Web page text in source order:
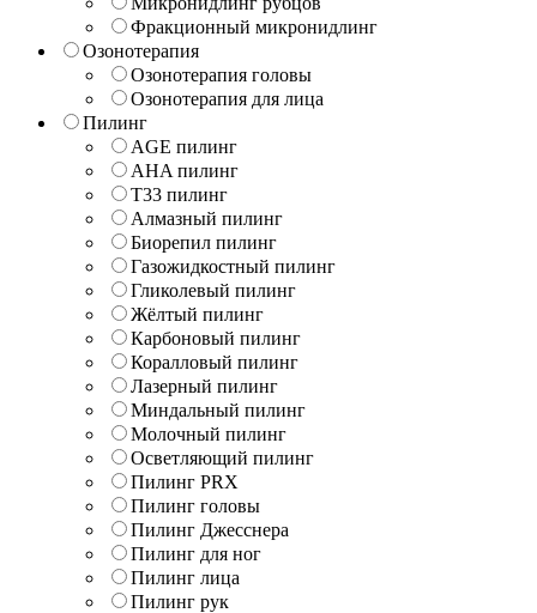
Фракционный микронидлинг
Озонотерапия
Озонотерапия головы
Озонотерапия для лица
Пилинг
AGE пилинг
AHA пилинг
T33 пилинг
Алмазный пилинг
Биорепил пилинг
Газожидкостный пилинг
Гликолевый пилинг
Жёлтый пилинг
Карбоновый пилинг
Коралловый пилинг
Лазерный пилинг
Миндальный пилинг
Молочный пилинг
Осветляющий пилинг
Пилинг PRX
Пилинг головы
Пилинг Джесснера
Пилинг для ног
Пилинг лица
Пилинг рук